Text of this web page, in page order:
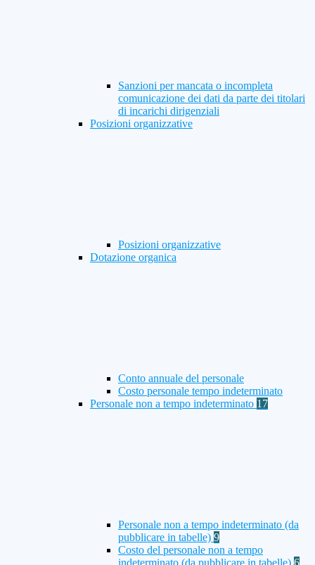
Sanzioni per mancata o incompleta
comunicazione dei dati da parte dei titolari
di incarichi dirigenziali
Posizioni organizzative
Posizioni organizzative
Dotazione organica
Conto annuale del personale
Costo personale tempo indeterminato
Personale non a tempo indeterminato 17
Personale non a tempo indeterminato (da
pubblicare in tabelle) 9
Costo del personale non a tempo